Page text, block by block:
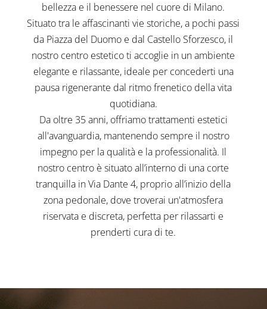
bellezza e il benessere nel cuore di Milano.
Situato tra le affascinanti vie storiche, a pochi passi
da Piazza del Duomo e dal Castello Sforzesco, il
nostro centro estetico ti accoglie in un ambiente
elegante e rilassante, ideale per concederti una
pausa rigenerante dal ritmo frenetico della vita
quotidiana.
Da oltre 35 anni, offriamo trattamenti estetici
all'avanguardia, mantenendo sempre il nostro
impegno per la qualità e la professionalità. Il
nostro centro è situato all’interno di una corte
tranquilla in Via Dante 4, proprio all’inizio della
zona pedonale, dove troverai un'atmosfera
riservata e discreta, perfetta per rilassarti e
prenderti cura di te.